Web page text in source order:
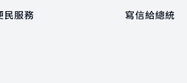
民服務 寫信給總統